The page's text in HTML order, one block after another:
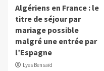
Algériens en France : le
titre de séjour par
mariage possible
malgré une entrée par
l’Espagne
Lyes Bensaïd